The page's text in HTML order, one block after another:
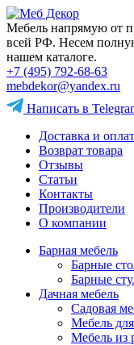
Мебель напрямую от
всей РФ. Несем
нашем каталоге.
+7 (495) 792-68-63
mebdekor@yandex.ru
Написать в
Доставка и
Возврат товара
Отзывы
Статьи
Контакты
Производители
О компании
Барная мебель
Барные
Барные
Дачная мебель
Садовая
Мебель
Мебель из